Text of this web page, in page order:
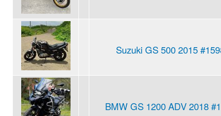
Suzuki GS 500 2015
BMW GS 1200 ADV 2018